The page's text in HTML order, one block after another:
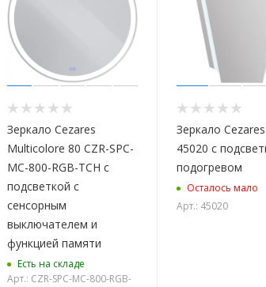
Зеркало Cezares
Multicolore 80 CZR-SPC-
MC-800-RGB-TCH с
подсветкой с
сенсорным
выключателем и
функцией памяти
Есть на складе
Арт.: CZR-SPC-MC-800-RGB-
Зеркало
45020 с
подогревом
Осталось мало
Арт.: 45020